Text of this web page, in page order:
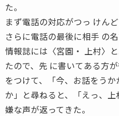
た。
まず電話の対応がつっ けんど
さらに電話の最後に相手 の
情報誌には〈宮園・ 上村〉
たので、先 に書いてある方
をつけて、「今、お話をう
か」と尋ねると、「えっ、
嫌な声が返ってきた。